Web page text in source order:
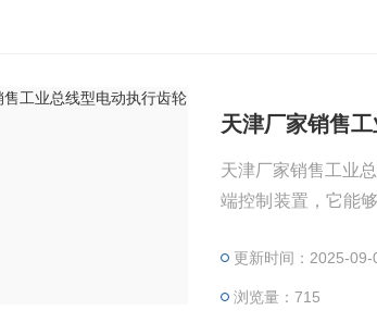
天津厂家销售
天津厂家销售工业
端控制装置，它能
更新时间：2025-09-
浏览量：715